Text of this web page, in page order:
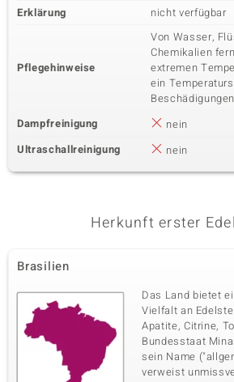
Erklärung
nicht verfügbar
Pflegehinweise
Von Wasser,
Chemikalien
extremen
ein
Dampfreinigung
nein
Ultraschallreinigung
nein
Herkunft erster
Brasilien
Das Land bietet
Vielfalt an
Apatite, Citrine,
Bundesstaat
sein Name
verweist